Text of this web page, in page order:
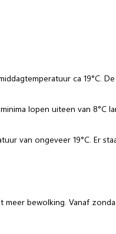
ca 19°C.
lopen uiteen van 8°C
van ongeveer 19°C. Er
bewolking. Vanaf